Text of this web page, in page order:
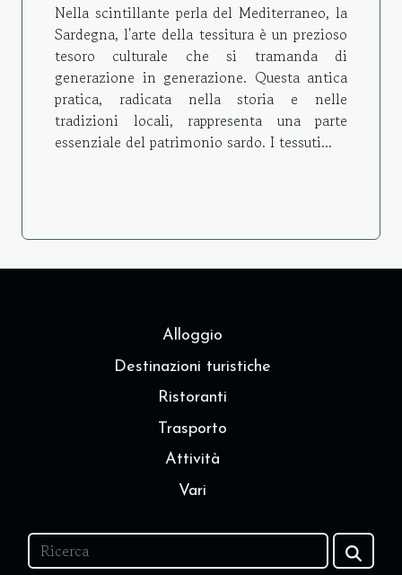
Nella scintillante perla del Mediterraneo, la
Sardegna, l'arte della tessitura è un prezioso
tesoro culturale che si tramanda di
generazione in generazione. Questa antica
pratica, radicata nella storia e nelle
tradizioni locali, rappresenta una parte
essenziale del patrimonio sardo. I tessuti...
Alloggio
Destinazioni turistiche
Ristoranti
Trasporto
Attività
Vari